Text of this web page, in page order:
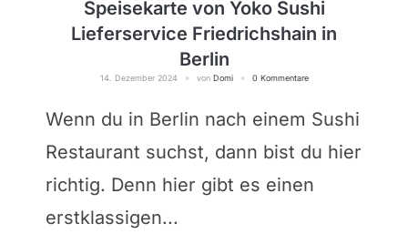
Speisekarte von Yoko Sushi
Lieferservice Friedrichshain in
Berlin
14. Dezember 2024 von Domi 0 Kommentare
Wenn du in Berlin nach einem Sushi
Restaurant suchst, dann bist du hier
richtig. Denn hier gibt es einen
erstklassigen...